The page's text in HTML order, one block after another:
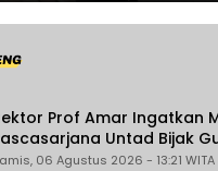
Prof Amar Ingatkan
Untad Bijak
Imitasi
06 Agustus 2026 - 13:21 WITA